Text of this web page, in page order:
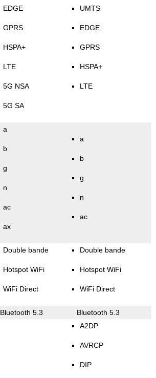
EDGE
GPRS
HSPA+
LTE
5G NSA
5G SA
UMTS
EDGE
GPRS
HSPA+
LTE
a
b
g
n
ac
ax
a
b
g
n
ac
Double bande
Hotspot WiFi
WiFi Direct
Double bande
Hotspot WiFi
WiFi Direct
Bluetooth 5.3
Bluetooth 5.3
A2DP
AVRCP
DIP